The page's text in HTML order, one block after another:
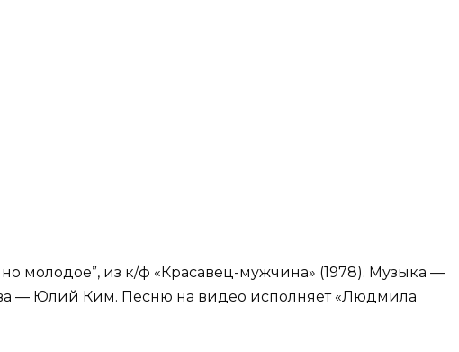
молодое”, из к/ф «Красавец-мужчина» (1978). Музыка —
— Юлий Ким. Песню на видео исполняет «Людмила